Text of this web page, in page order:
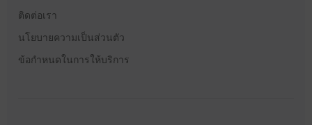
ติดต่อเรา
นโยบายความเป็นส่วนตัว
ข้อกำหนดในการให้บริการ